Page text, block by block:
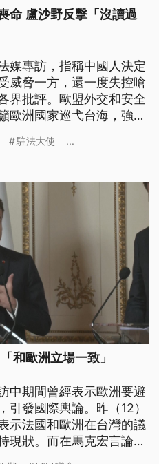
命 盧沙野反擊「沒讀過
媒專訪，指稱中國人決定
威脅一方，還一度失控嗆
界批評。歐盟外交和安全
歐洲國家巡弋台海，強化
駐法大使 ...
和歐洲立場一致」
中期間曾經表示歐洲要避
引發國際輿論。昨（12）
示法國和歐洲在台灣的議
現狀。而在馬克宏言論引